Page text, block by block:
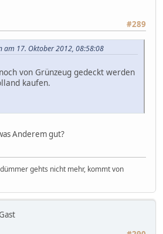
#289
am 17. Oktober 2012, 08:58:08
von Grünzeug gedeckt werden
kaufen.
Anderem gut?
gehts nicht mehr, kommt von